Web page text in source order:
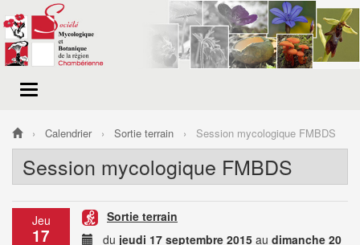
Menu
Calendrier Sortie terrain Session mycologique FMBDS
Session mycologique FMBDS
Jeu
17
Sortie terrain
du jeudi 17 septembre 2015 au dimanche 20